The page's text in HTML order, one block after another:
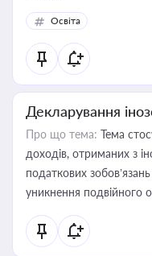
Освіта
Декларування
Про що тема: Тема
доходів, отриманих з
податкових
уникнення подвійного